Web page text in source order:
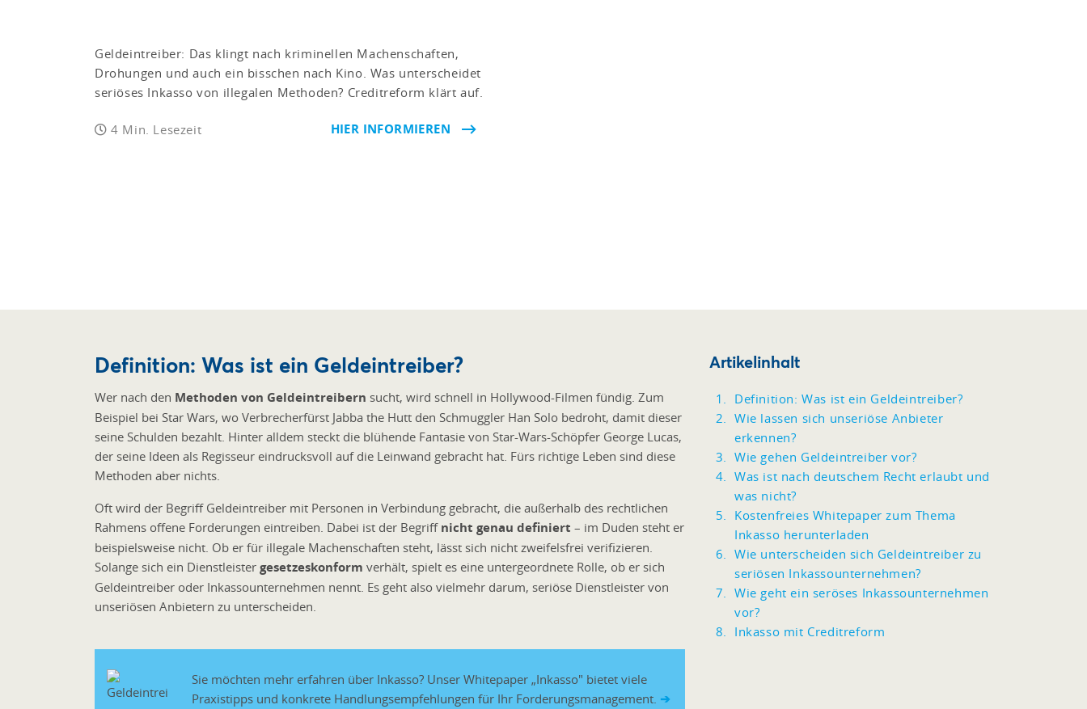
Geldeintreiber: Das klingt nach kriminellen Machenschaften,
Drohungen und auch ein bisschen nach Kino. Was unterscheidet
seriöses Inkasso von illegalen Methoden? Creditreform klärt auf.
4 Min. Lesezeit HIER INFORMIEREN
Definition: Was ist ein Geldeintreiber?
Wer nach den Methoden von Geldeintreibern sucht, wird schnell in Hollywood-Filmen fündig. Zum
Beispiel bei Star Wars, wo Verbrecherfürst Jabba the Hutt den Schmuggler Han Solo bedroht, damit dieser
seine Schulden bezahlt. Hinter alldem steckt die blühende Fantasie von Star-Wars-Schöpfer George Lucas,
der seine Ideen als Regisseur eindrucksvoll auf die Leinwand gebracht hat. Fürs richtige Leben sind diese
Methoden aber nichts.
Oft wird der Begriff Geldeintreiber mit Personen in Verbindung gebracht, die außerhalb des rechtlichen
Rahmens offene Forderungen eintreiben. Dabei ist der Begriffnicht genau definiert – im Duden steht er
beispielsweise nicht. Ob er für illegale Machenschaften steht, lässt sich nicht zweifelsfrei verifizieren.
Solange sich ein Dienstleister gesetzeskonform verhält, spielt es eine untergeordnete Rolle, ob er sich
Geldeintreiber oder Inkassounternehmen nennt. Es geht also vielmehr darum, seriöse Dienstleister von
unseriösen Anbietern zu unterscheiden.
Sie möchten mehr erfahren über Inkasso? Unser Whitepaper „Inkasso" bietet viele
Praxistipps und konkrete Handlungsempfehlungen für Ihr Forderungsmanagement. ➔
Artikelinhalt
Definition: Was ist ein Geldeintreiber?
Wie lassen sich unseriöse Anbieter
erkennen?
Wie gehen Geldeintreiber vor?
Was ist nach deutschem Recht erlaubt und
was nicht?
Kostenfreies Whitepaper zum Thema
Inkasso herunterladen
Wie unterscheiden sich Geldeintreiber zu
seriösen Inkassounternehmen?
Wie geht ein seröses Inkassounternehmen
vor?
Inkasso mit Creditreform